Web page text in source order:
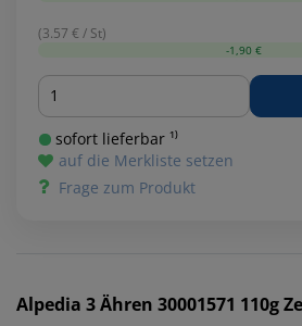
(3.57 € / St)
-1,90 €
Menge
sofort lieferbar ¹⁾
auf die Merkliste setzen
Frage zum Produkt
Alpedia 3 Ähren 30001571 110g